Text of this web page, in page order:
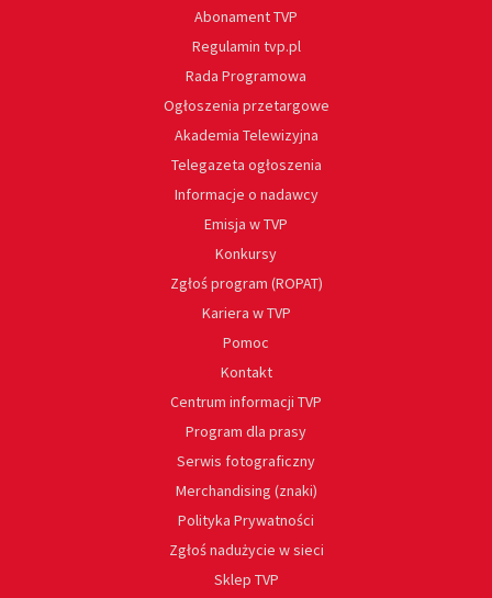
Abonament TVP
Regulamin tvp.pl
Rada Programowa
Ogłoszenia przetargowe
Akademia Telewizyjna
Telegazeta ogłoszenia
Informacje o nadawcy
Emisja w TVP
Konkursy
Zgłoś program (ROPAT)
Kariera w TVP
Pomoc
Kontakt
Centrum informacji TVP
Program dla prasy
Serwis fotograficzny
Merchandising (znaki)
Polityka Prywatności
Zgłoś nadużycie w sieci
Sklep TVP